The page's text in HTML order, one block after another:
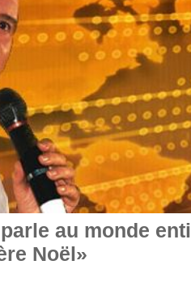
au monde
Noël»